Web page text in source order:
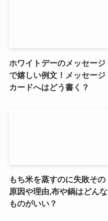
ホワイトデーのメッセージ
で嬉しい例文！メッセージ
カードへはどう書く？
もち米を蒸すのに失敗その
原因や理由,布や鍋はどんな
ものがいい？